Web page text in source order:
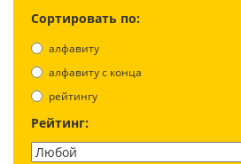
Сортировать по:
алфавиту
aлфавиту с конца
рейтингу
Рейтинг: